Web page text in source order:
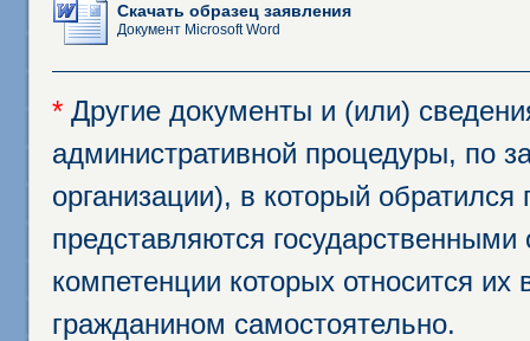
Скачать образец заявления
Документ Microsoft Word
* Другие документы и (или)
административной процедуры, по
организации), в который
представляются
компетенции которых относится
гражданином самостоятельно.